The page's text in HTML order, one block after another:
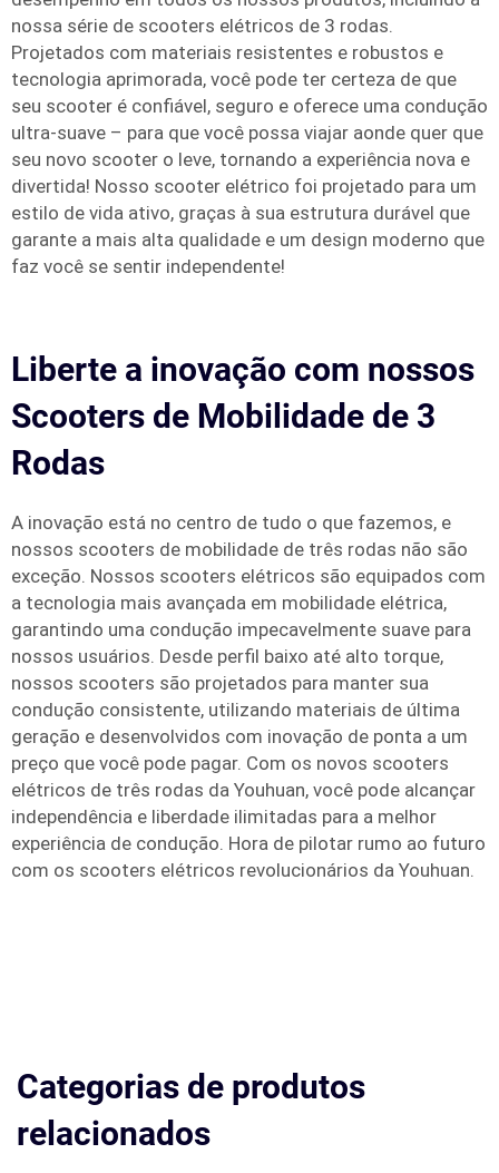
nossa série de scooters elétricos de 3 rodas.
Projetados com materiais resistentes e robustos e
tecnologia aprimorada, você pode ter certeza de que
seu scooter é confiável, seguro e oferece uma condução
ultra-suave – para que você possa viajar aonde quer que
seu novo scooter o leve, tornando a experiência nova e
divertida! Nosso scooter elétrico foi projetado para um
estilo de vida ativo, graças à sua estrutura durável que
garante a mais alta qualidade e um design moderno que
faz você se sentir independente!
Liberte a inovação com nossos
Scooters de Mobilidade de 3
Rodas
A inovação está no centro de tudo o que fazemos, e
nossos scooters de mobilidade de três rodas não são
exceção. Nossos scooters elétricos são equipados com
a tecnologia mais avançada em mobilidade elétrica,
garantindo uma condução impecavelmente suave para
nossos usuários. Desde perfil baixo até alto torque,
nossos scooters são projetados para manter sua
condução consistente, utilizando materiais de última
geração e desenvolvidos com inovação de ponta a um
preço que você pode pagar. Com os novos scooters
elétricos de três rodas da Youhuan, você pode alcançar
independência e liberdade ilimitadas para a melhor
experiência de condução. Hora de pilotar rumo ao futuro
com os scooters elétricos revolucionários da Youhuan.
Categorias de produtos
relacionados